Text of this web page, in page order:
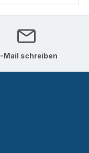
Mail schreiben